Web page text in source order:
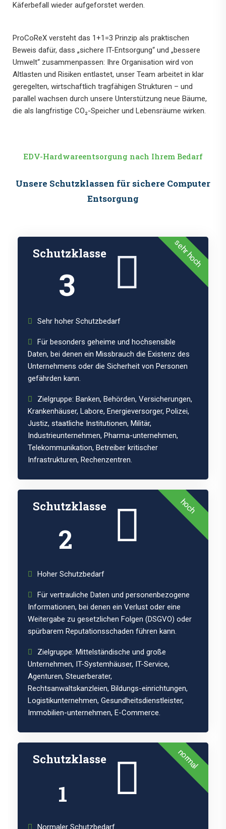
Käferbefall wieder aufgeforstet werden.
ProCoReX versteht das 1+1=3 Prinzip als praktischen
Beweis dafür, dass „sichere IT-Entsorgung“ und „bessere
Umwelt“ zusammenpassen: Ihre Organisation wird von
Altlasten und Risiken entlastet, unser Team arbeitet in klar
geregelten, wirtschaftlich tragfähigen Strukturen – und
parallel wachsen durch unsere Unterstützung neue Bäume,
die als langfristige CO₂-Speicher und Lebensräume wirken.
EDV-Hardwareentsorgung nach Ihrem Bedarf
Unsere Schutzklassen für sichere Computer
Entsorgung
sehr hoch
Schutzklasse
3
Sehr hoher Schutzbedarf
Für besonders geheime und hochsensible
Daten, bei denen ein Missbrauch die Existenz des
Unternehmens oder die Sicherheit von Personen
gefährden kann.
Zielgruppe: Banken, Behörden, Versicherungen,
Krankenhäuser, Labore, Energieversorger, Polizei,
Justiz, staatliche Institutionen, Militär,
Industrieunternehmen, Pharma-unternehmen,
Telekommunikation, Betreiber kritischer
Infrastrukturen, Rechenzentren.
hoch
Schutzklasse
2
Hoher Schutzbedarf
Für vertrauliche Daten und personenbezogene
Informationen, bei denen ein Verlust oder eine
Weitergabe zu gesetzlichen Folgen (DSGVO) oder
spürbarem Reputationsschaden führen kann.
Zielgruppe: Mittelständische und große
Unternehmen, IT-Systemhäuser, IT-Service,
Agenturen, Steuerberater,
Rechtsanwaltskanzleien, Bildungs-einrichtungen,
Logistikunternehmen, Gesundheitsdienstleister,
Immobilien-unternehmen, E-Commerce.
normal
Schutzklasse
1
Normaler Schutzbedarf